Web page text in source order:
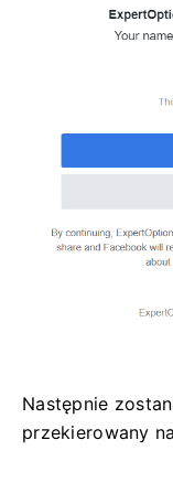
Następnie
przekierowany